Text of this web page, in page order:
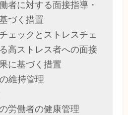
者に対する面接指導・
づく措置
ェックとストレスチェ
高ストレス者への面接
に基づく措置
維持管理
労働者の健康管理